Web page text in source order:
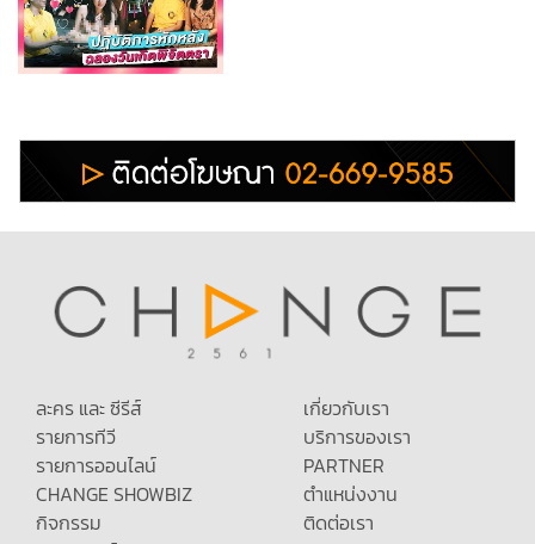
ละคร และ ซีรีส์
รายการทีวี
รายการออนไลน์
CHANGE SHOWBIZ
กิจกรรม
เกี่ยวกับเรา
บริการของเรา
PARTNER
ตำแหน่งงาน
ติดต่อเรา